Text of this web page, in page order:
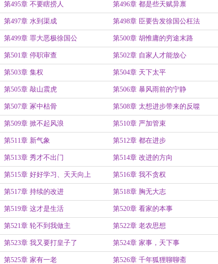
第495章 不要瞎捞人 第496章 都是些天赋异禀
第497章 水到渠成 第498章 臣要告发徐国公枉法
第499章 罪大恶极徐国公 第500章 胡惟庸的穷途末路
第501章 停职审查 第502章 自家人才能放心
第503章 集权 第504章 天下太平
第505章 敲山震虎 第506章 暴风雨前的宁静
第507章 冢中枯骨 第508章 太想进步带来的反噬
第509章 掀不起风浪 第510章 严加管束
第511章 新气象 第512章 都在进步
第513章 秀才不出门 第514章 改进的方向
第515章 好好学习、天天向上 第516章 我不贪权
第517章 持续的改进 第518章 胸无大志
第519章 这才是生活 第520章 看家的本事
第521章 轮不到我做主 第522章 老农思想
第523章 我又要打皇子了 第524章 家事，天下事
第525章 家有一老 第526章 千年狐狸聊聊斋